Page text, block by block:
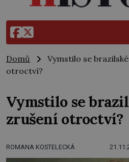
Domů
Vymstilo se
otroctví?
Vymstilo se
zrušení otroctví?
ROMANA KOSTELECKÁ